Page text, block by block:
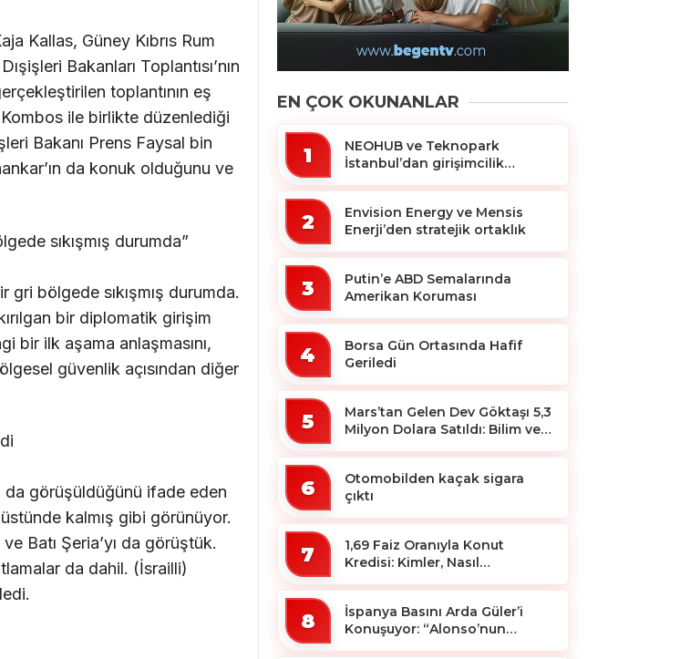
Kallas, Güney Kıbrıs Rum
Bakanları Toplantısı’nın
toplantının eş
Kombos ile birlikte düzenlediği
Bakanı Prens Faysal bin
da konuk olduğunu ve
sıkışmış durumda”
gri bölgede sıkışmış durumda.
bir diplomatik girişim
bir ilk aşama anlaşmasını,
güvenlik açısından diğer
da görüşüldüğünü ifade eden
kalmış gibi görünüyor.
Batı Şeria’yı da görüştük.
da dahil. (İsrailli)
EN ÇOK OKUNANLAR
1
NEOHUB ve Teknopark
İstanbul’dan girişimcilik
2
Envision Energy ve Mensis
Enerji’den stratejik ortaklık
3
Putin’e ABD Semalarında
Amerikan Koruması
4
Borsa Gün Ortasında Hafif
Geriledi
5
Mars’tan Gelen Dev Göktaşı 5,3
Milyon Dolara Satıldı: Bilim ve
6
Otomobilden kaçak sigara
çıktı
7
1,69 Faiz Oranıyla Konut
Kredisi: Kimler, Nasıl
8
İspanya Basını Arda Güler’i
Konuşuyor: “Alonso’nun